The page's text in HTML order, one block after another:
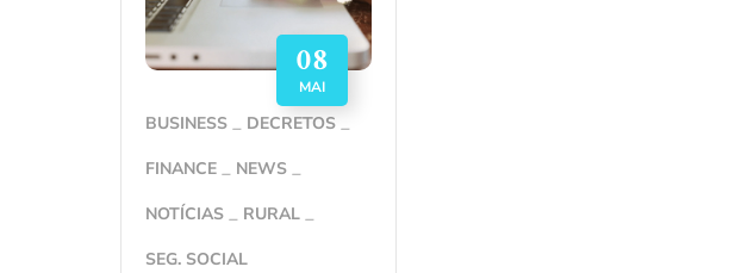
08
MAI
BUSINESS
DECRETOS
FINANCE
NEWS
NOTÍCIAS
RURAL
SEG. SOCIAL